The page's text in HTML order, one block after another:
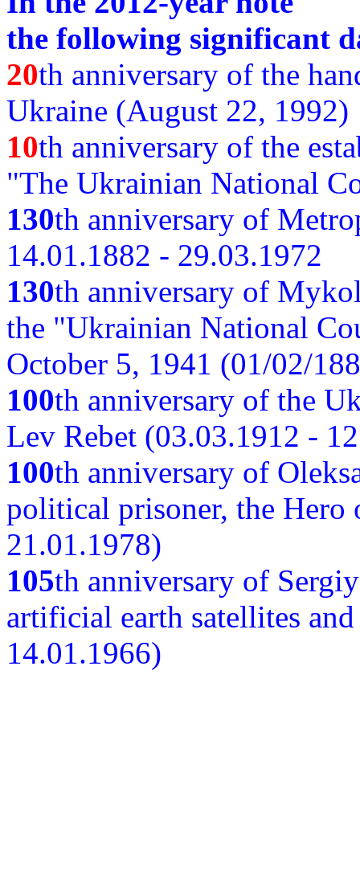
the following significant
20th anniversary of the
Ukraine (August 22, 1992)
10th anniversary of the
"The Ukrainian National
130th anniversary of
14.01.1882 - 29.03.1972
130th anniversary of
the "Ukrainian National
October 5, 1941 (01/02/
100th anniversary of the
Lev Rebet (03.03.1912 -
100th anniversary of
political prisoner, the
21.01.1978)
105th anniversary of
artificial earth satellites
14.01.1966)